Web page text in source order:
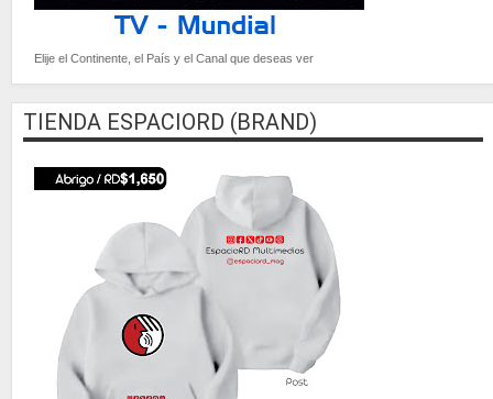
Elije el Continente, el País y el Canal que deseas ver
TIENDA ESPACIORD (BRAND)